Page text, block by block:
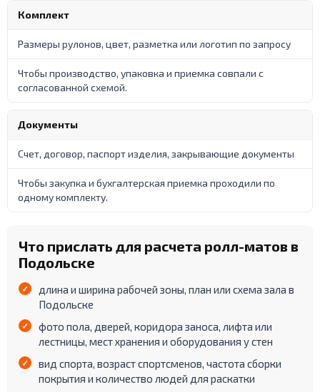
Комплект
Размеры рулонов, цвет, разметка или логотип по запросу
Чтобы производство, упаковка и приемка совпали с
согласованной схемой.
Документы
Счет, договор, паспорт изделия, закрывающие документы
Чтобы закупка и бухгалтерская приемка проходили по
одному комплекту.
Что прислать для расчета ролл-матов в
Подольске
длина и ширина рабочей зоны, план или схема зала в
Подольске
фото пола, дверей, коридора заноса, лифта или
лестницы, мест хранения и оборудования у стен
вид спорта, возраст спортсменов, частота сборки
покрытия и количество людей для раскатки